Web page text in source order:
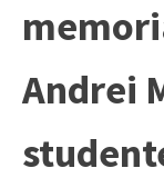
Andrei